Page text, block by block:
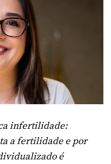
infertilidade:
a fertilidade e por
é